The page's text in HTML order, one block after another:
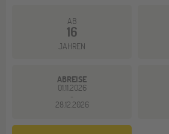
AB
16
JAHREN
ABREISE
01.11.2026
-
28.12.2026